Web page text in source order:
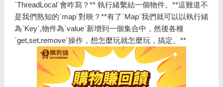
`ThreadLocal`會咋寫？** 執行緒繫結一個物件。**這難道不
是我們熟知的`map`對映？**有了`Map`我們就可以以執行緒
為`Key`,物件為`value`新增到一個集合中，然後各種
`get,set,remove`操作，想怎麼玩就怎麼玩，搞定。**